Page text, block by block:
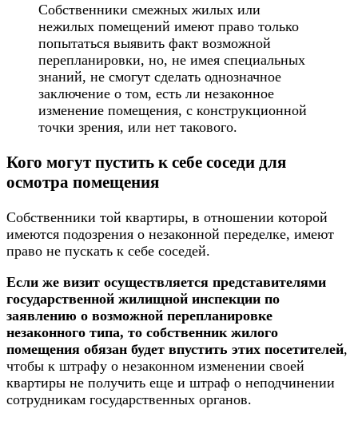
Собственники смежных жилых или
нежилых помещений имеют право только
попытаться выявить факт возможной
перепланировки, но, не имея специальных
знаний, не смогут сделать однозначное
заключение о том, есть ли незаконное
изменение помещения, с конструкционной
точки зрения, или нет такового.
Кого могут пустить к себе соседи для
осмотра помещения
Собственники той квартиры, в отношении которой
имеются подозрения о незаконной переделке, имеют
право не пускать к себе соседей.
Если же визит осуществляется представителями
государственной жилищной инспекции по
заявлению о возможной перепланировке
незаконного типа, то собственник жилого
помещения обязан будет впустить этих посетителей,
чтобы к штрафу о незаконном изменении своей
квартиры не получить еще и штраф о неподчинении
сотрудникам государственных органов.